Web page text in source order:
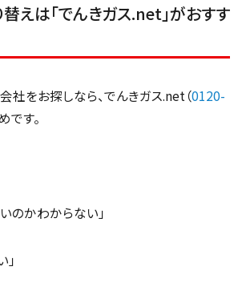
えは「でんきガス.net」がおすす
社をお探しなら、でんきガス.net（0120-
です。
のかわからない」